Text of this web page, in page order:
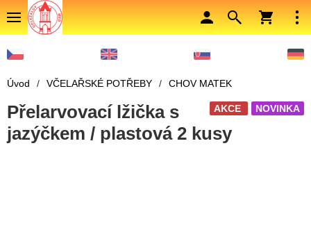
Úvod / VČELAŘSKÉ POTŘEBY / CHOV MATEK
NOVINKA
AKCE
Přelarvovací lžička s
jazýčkem / plastová 2 kusy